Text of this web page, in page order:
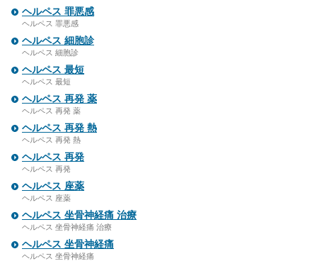
ヘルペス 罪悪感
ヘルペス 罪悪感
ヘルペス 細胞診
ヘルペス 細胞診
ヘルペス 最短
ヘルペス 最短
ヘルペス 再発 薬
ヘルペス 再発 薬
ヘルペス 再発 熱
ヘルペス 再発 熱
ヘルペス 再発
ヘルペス 再発
ヘルペス 座薬
ヘルペス 座薬
ヘルペス 坐骨神経痛 治療
ヘルペス 坐骨神経痛 治療
ヘルペス 坐骨神経痛
ヘルペス 坐骨神経痛